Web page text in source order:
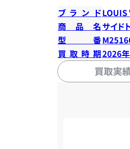
ブランドLOUIS
商品名 サイド
型番
買取時期2026
買取実